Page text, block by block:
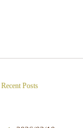
Recent Posts